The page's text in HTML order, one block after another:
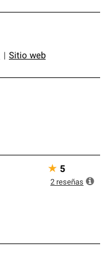
Sitio web
★ 5
2 reseñas